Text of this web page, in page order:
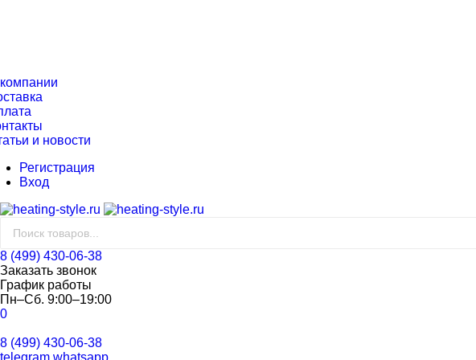
и новости
Регистрация
Вход
8 (499) 430-06-38
Заказать звонок
График работы
Пн–Сб. 9:00–19:00
0
8 (499) 430-06-38
telegram whatsapp